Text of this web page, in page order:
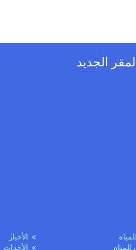
المقر الجديد
الأخبار
الأحداث